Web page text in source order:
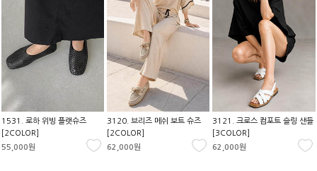
1531. 로하 위빙 플랫슈즈
[2COLOR]
55,000원
3120. 브리즈 메쉬 보트 슈즈
[2COLOR]
62,000원
3121. 크로스 컴포트 슬링 샌들
[3COLOR]
62,000원